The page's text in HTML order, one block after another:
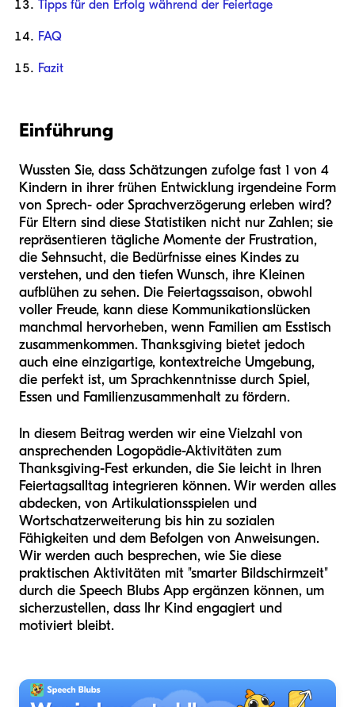
Tipps für den Erfolg während der Feiertage
FAQ
Fazit
Einführung
Wussten Sie, dass Schätzungen zufolge fast 1 von 4
Kindern in ihrer frühen Entwicklung irgendeine Form
von Sprech- oder Sprachverzögerung erleben wird?
Für Eltern sind diese Statistiken nicht nur Zahlen; sie
repräsentieren tägliche Momente der Frustration,
die Sehnsucht, die Bedürfnisse eines Kindes zu
verstehen, und den tiefen Wunsch, ihre Kleinen
aufblühen zu sehen. Die Feiertagssaison, obwohl
voller Freude, kann diese Kommunikationslücken
manchmal hervorheben, wenn Familien am Esstisch
zusammenkommen. Thanksgiving bietet jedoch
auch eine einzigartige, kontextreiche Umgebung,
die perfekt ist, um Sprachkenntnisse durch Spiel,
Essen und Familienzusammenhalt zu fördern.
In diesem Beitrag werden wir eine Vielzahl von
ansprechenden Logopädie-Aktivitäten zum
Thanksgiving-Fest erkunden, die Sie leicht in Ihren
Feiertagsalltag integrieren können. Wir werden alles
abdecken, von Artikulationsspielen und
Wortschatzerweiterung bis hin zu sozialen
Fähigkeiten und dem Befolgen von Anweisungen.
Wir werden auch besprechen, wie Sie diese
praktischen Aktivitäten mit "smarter Bildschirmzeit"
durch die Speech Blubs App ergänzen können, um
sicherzustellen, dass Ihr Kind engagiert und
motiviert bleibt.